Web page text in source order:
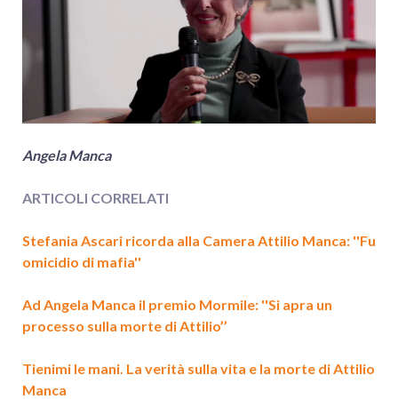
Angela Manca
ARTICOLI CORRELATI
Stefania Ascari ricorda alla Camera Attilio Manca: ''Fu
omicidio di mafia''
Ad Angela Manca il premio Mormile: ''Si apra un
processo sulla morte di Attilio’’
Tienimi le mani. La verità sulla vita e la morte di Attilio
Manca